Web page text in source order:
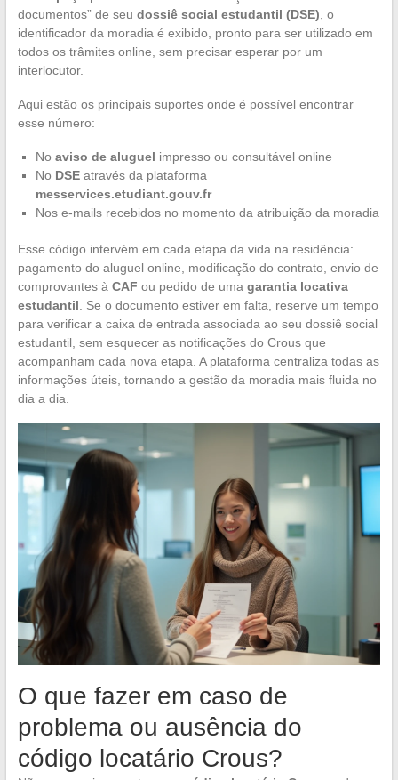
documentos” de seu dossiê social estudantil (DSE) , o
identificador da moradia é exibido, pronto para ser utilizado em
todos os trâmites online, sem precisar esperar por um
interlocutor.
Aqui estão os principais suportes onde é possível encontrar
esse número:
No aviso de aluguel impresso ou consultável online
No DSEatravés da plataforma
messervices.etudiant.gouv.fr
Nos e-mails recebidos no momento da atribuição da moradia
Esse código intervém em cada etapa da vida na residência:
pagamento do aluguel online, modificação do contrato, envio de
comprovantes à CAF ou pedido de uma garantia locativa
estudantil . Se o documento estiver em falta, reserve um tempo
para verificar a caixa de entrada associada ao seu dossiê social
estudantil, sem esquecer as notificações do Crous que
acompanham cada nova etapa. A plataforma centraliza todas as
informações úteis, tornando a gestão da moradia mais fluida no
dia a dia.
O que fazer em caso de
problema ou ausência do
código locatário Crous?